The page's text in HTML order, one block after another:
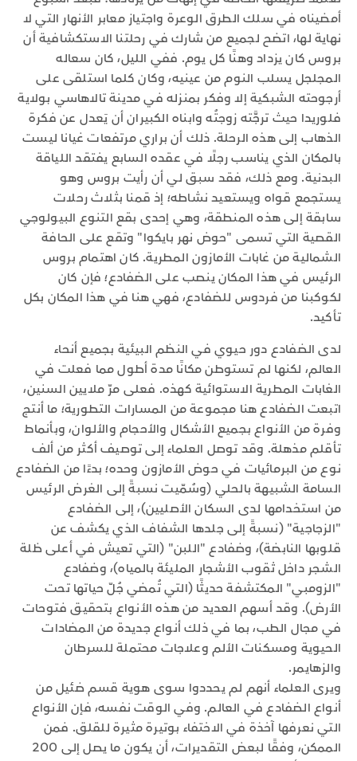
أمضيناه في سلك الطرق الوعرة واجتياز معابر الأنهار التي لا
نهاية لها، اتضح لجميع من شارك في رحلتنا الاستكشافية أن
بروس كان يزداد وهنًا كل يوم. ففي الليل، كان سعاله
المجلجل يسلب النوم من عينيه، وكان كلما استلقى على
أرجوحته الشبكية إلا وفكر بمنزله في مدينة تالاهاسي بولاية
فلوريدا حيث ترجَّته زوجتُه وابناه الكبيران أن يَعدل عن فكرة
الذهاب إلى هذه الرحلة. ذلك أن براري مرتفعات غيانا ليست
بالمكان الذي يناسب رجلًا في عقده السابع يفتقد اللياقة
البدنية. ومع ذلك، فقد سبق لي أن رأيت بروس وهو
يستجمع قواه ويستعيد نشاطه؛ إذ قمنا بثلاث رحلات
سابقة إلى هذه المنطقة، وهي إحدى بقع التنوع البيولوجي
القصية التي تسمى "حوض نهر بايكوا" وتقع على الحافة
الشمالية من غابات الأمازون المطرية. كان اهتمام بروس
الرئيس في هذا المكان ينصب على الضفادع؛ فإن كان
لكوكبنا من فردوس للضفادع، فهي هنا في هذا المكان بكل
تأكيد.
لدى الضفادع دور حيوي في النظم البيئية بجميع أنحاء
العالم، لكنها لم تستوطن مكانًا مدة أطول مما فعلت في
الغابات المطرية الاستوائية كهذه. فعلى مرّ ملايين السنين،
اتبعت الضفادع هنا مجموعة من المسارات التطورية؛ ما أنتج
وفرة من الأنواع بجميع الأشكال والأحجام والألوان، وبأنماط
تأقلم مذهلة. وقد توصل العلماء إلى توصيف أكثر من ألف
نوع من البرمائيات في حوض الأمازون وحده؛ بدءًا من الضفادع
السامة الشبيهة بالحلي (وسُمّيت نسبةً إلى الغرض الرئيس
من استخدامها لدى السكان الأصليين)، إلى الضفادع
"الزجاجية" (نسبةً إلى جلدها الشفاف الذي يكشف عن
قلوبها النابضة)، وضفادع "اللبن" (التي تعيش في أعلى ظلة
الشجر داخل ثقوب الأشجار المليئة بالمياه)، وضفادع
"الزومبي" المكتشفة حديثًا (التي تُمضي جُلّ حياتها تحت
الأرض). وقد أسهم العديد من هذه الأنواع بتحقيق فتوحات
في مجال الطب، بما في ذلك أنواع جديدة من المضادات
الحيوية ومسكنات الألم وعلاجات محتملة للسرطان
والزهايمر.
ويرى العلماء أنهم لم يحددوا سوى هوية قسم ضئيل من
أنواع الضفادع في العالم. وفي الوقت نفسه، فإن الأنواع
التي نعرفها آخذة في الاختفاء بوتيرة مثيرة للقلق. فمن
الممكن، وفقًا لبعض التقديرات، أن يكون ما يصل إلى 200